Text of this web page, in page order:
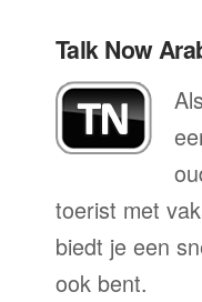
Talk Now
toerist met
biedt je een
ook bent.